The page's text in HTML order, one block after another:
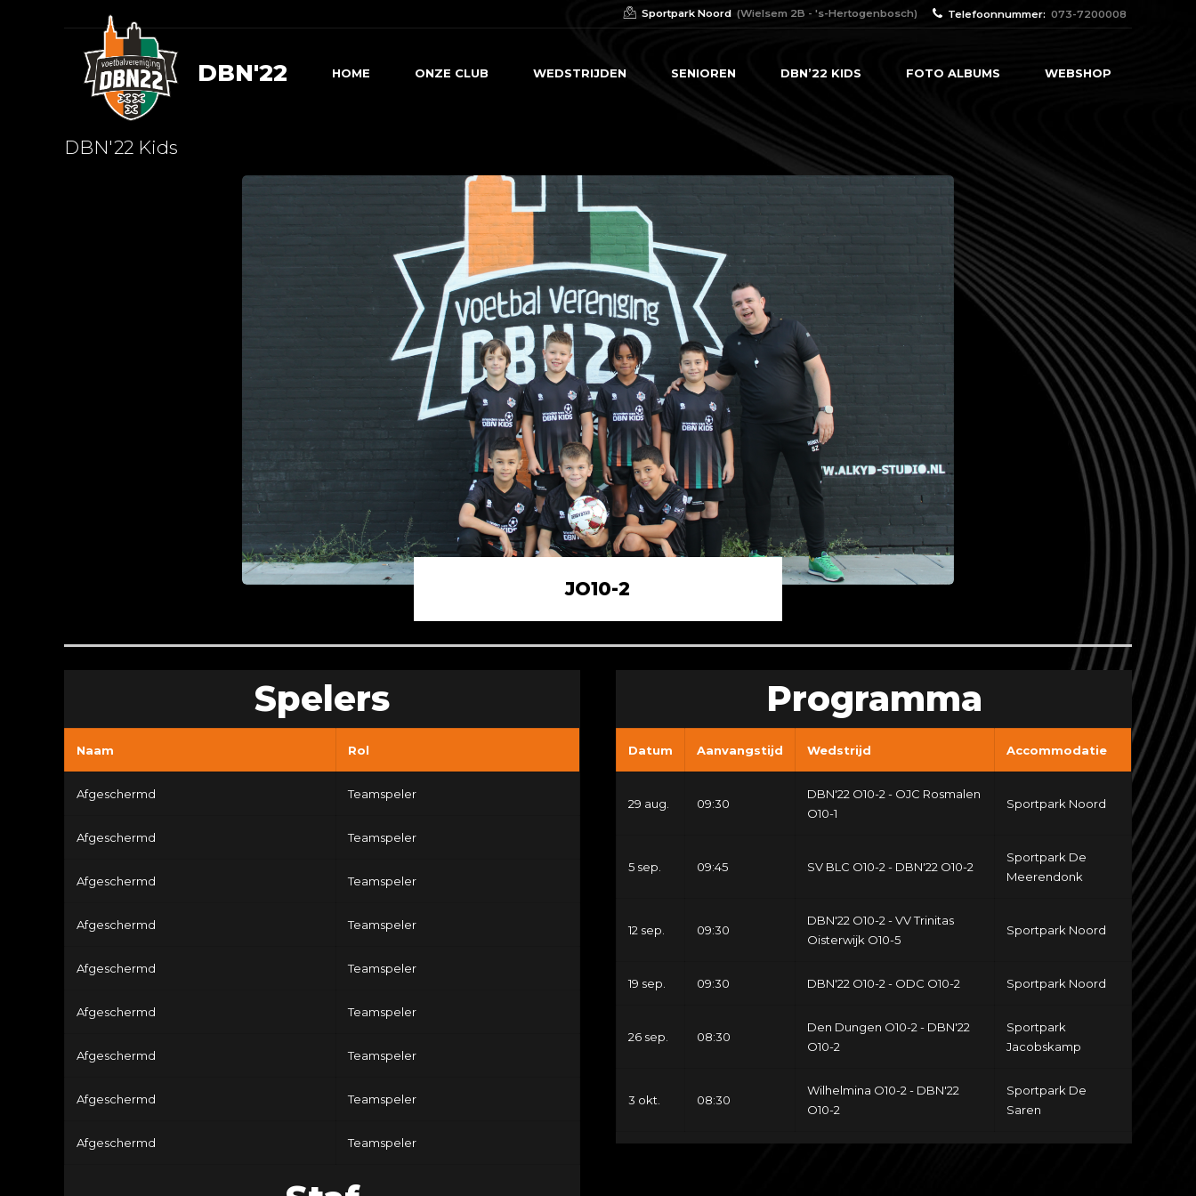
Sportpark Noord (Wielsem 2B - 's-Hertogenbosch) Telefoonnummer: 073-7200008
DBN'22 HOME ONZE CLUB WEDSTRIJDEN SENIOREN DBN’22 KIDS FOTO ALBUMS WEBSHOP
DBN'22 Kids
JO10-2
Spelers
Naam Rol
Afgeschermd Teamspeler
Afgeschermd Teamspeler
Afgeschermd Teamspeler
Afgeschermd Teamspeler
Afgeschermd Teamspeler
Afgeschermd Teamspeler
Afgeschermd Teamspeler
Afgeschermd Teamspeler
Afgeschermd Teamspeler
Programma
Datum Aanvangstijd Wedstrijd Accommodatie
29 aug. 09:30
DBN'22 O10-2 - OJC Rosmalen
O10-1
Sportpark Noord
5 sep. 09:45 SV BLC O10-2 - DBN'22 O10-2
Sportpark De
Meerendonk
12 sep. 09:30
DBN'22 O10-2 - VV Trinitas
Oisterwijk O10-5
Sportpark Noord
19 sep. 09:30 DBN'22 O10-2 - ODC O10-2 Sportpark Noord
26 sep. 08:30
Den Dungen O10-2 - DBN'22
O10-2
Sportpark
Jacobskamp
3 okt. 08:30
Wilhelmina O10-2 - DBN'22
O10-2
Sportpark De
Saren